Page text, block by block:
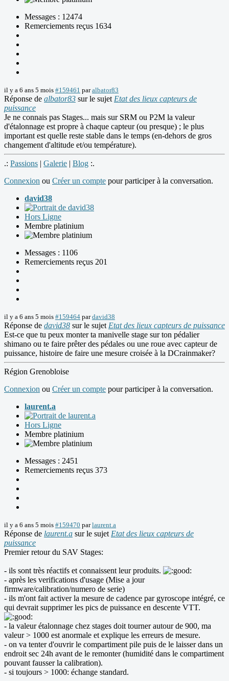
Messages : 12474
Remerciements reçus 1634
il y a 6 ans 5 mois #159461 paralbator83
Réponse de albator83 sur le sujet Etat des lieux capteurs de
puissance
Je ne connais pas Stages... mais sur SRM ou P2M la valeur
d'étalonnage est propre à chaque capteur (ou presque) ; le plus
important est quelle reste stable dans le temps (en-dehors de gros
changement d'altitude et/ou température).
.: Passions | Galerie | Blog :.
Connexion ou Créer un compte pour participer à la conversation.
david38
Hors Ligne
Membre platinium
Messages : 1106
Remerciements reçus 201
il y a 6 ans 5 mois #159464 pardavid38
Réponse de david38 sur le sujet Etat des lieux capteurs de puissance
Est-ce que tu peux monter ta manivelle stage sur ton pédalier
shimano ou te faire prêter des pédales ou une roue avec capteur de
puissance, histoire de faire une mesure croisée à la DCrainmaker?
Région Grenobloise
Connexion ou Créer un compte pour participer à la conversation.
laurent.a
Hors Ligne
Membre platinium
Messages : 2451
Remerciements reçus 373
il y a 6 ans 5 mois #159470 parlaurent.a
Réponse de laurent.a sur le sujet Etat des lieux capteurs de
puissance
Premier retour du SAV Stages:
- ils sont très réactifs et connaissent leur produits.
- après les verifications d'usage (Mise a jour
firmware/calibration/numero de serie)
- ils m'ont fait activer la mesure de cadence par gyroscope intégré, ce
qui devrait supprimer les pics de puissance en descente VTT.
- la valeur étalonnage chez stages doit tourner autour de 900, ma
valeur > 1000 est anormale et explique les erreurs de mesure.
- on va tenter d'ouvrir le compartiment pile puis de le laisser dans un
endroit sec 24h avant de le remonter (humidité dans le compartiment
pouvant fausser la calibration).
- si toujours > 1000: échange standard.